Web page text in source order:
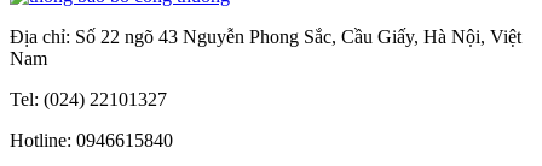
Địa chỉ: Số 22 ngõ 43 Nguyễn Phong Sắc, Cầu Giấy, Hà Nội, Việt
Nam
Tel: (024) 22101327
Hotline: 0946615840